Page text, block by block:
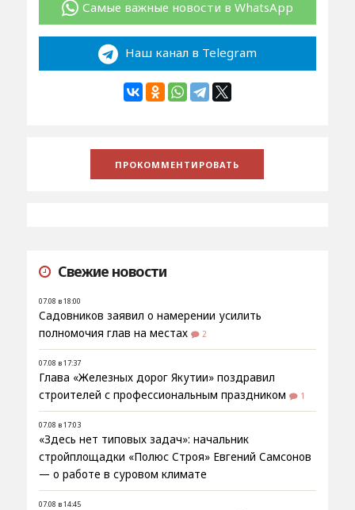
Самые важные новости в WhatsApp
Наш канал в Telegram
Свежие новости
07.08 в 18:00
Садовников заявил о намерении усилить
полномочия глав на местах
2
07.08 в 17:37
Глава «Железных дорог Якутии» поздравил
строителей с профессиональным праздником
1
07.08 в 17:03
«Здесь нет типовых задач»: начальник
стройплощадки «Полюс Строя» Евгений Самсонов
— о работе в суровом климате
07.08 в 14:45